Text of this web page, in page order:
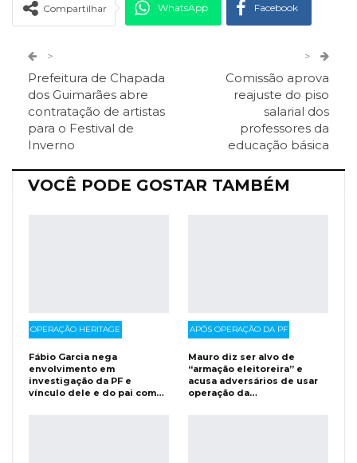
Compartilhar WhatsApp Facebook
Pinterest
Facebook Messenger O email
>
Prefeitura de Chapada
dos Guimarães abre
contratação de artistas
para o Festival de
Inverno
>
Comissão aprova
reajuste do piso
salarial dos
professores da
educação básica
VOCÊ PODE GOSTAR TAMBÉM
OPERAÇÃO HERITAGE
Fábio Garcia nega
envolvimento em
investigação da PF e
vínculo dele e do pai com…
APÓS OPERAÇÃO DA PF
Mauro diz ser alvo de
“armação eleitoreira” e
acusa adversários de usar
operação da…